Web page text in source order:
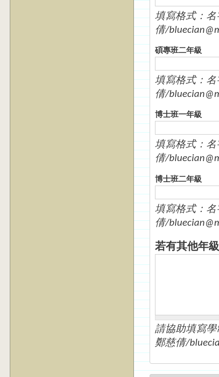
填寫格式：
倩/
碩專班二年級
填寫格式：
倩/
博士班一年級
填寫格式：
倩/
博士班二年級
填寫格式：
倩/
若有其他年
請協助填寫
鄭慈倩/